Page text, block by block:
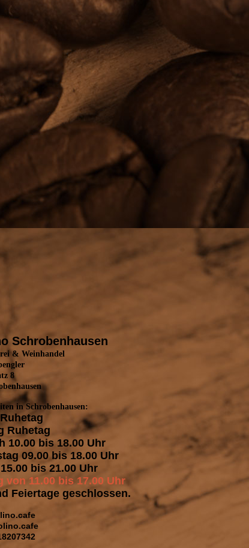
Schrobenhausen
& Weinhandel
8
in Schrobenhausen:
Ruhetag
10.00 bis 18.00 Uhr
09.00 bis 18.00 Uhr
bis 21.00 Uhr
von 11.00 bis 17.00 Uhr
Feiertage geschlossen.